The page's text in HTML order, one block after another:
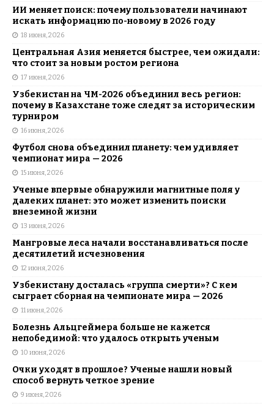
ИИ меняет поиск: почему пользователи начинают
искать информацию по-новому в 2026 году
18 июня, 2026
Центральная Азия меняется быстрее, чем ожидали:
что стоит за новым ростом региона
17 июня, 2026
Узбекистан на ЧМ-2026 объединил весь регион:
почему в Казахстане тоже следят за историческим
турниром
16 июня, 2026
Футбол снова объединил планету: чем удивляет
чемпионат мира — 2026
15 июня, 2026
Ученые впервые обнаружили магнитные поля у
далеких планет: это может изменить поиски
внеземной жизни
13 июня, 2026
Мангровые леса начали восстанавливаться после
десятилетий исчезновения
12 июня, 2026
Узбекистану досталась «группа смерти»? С кем
сыграет сборная на чемпионате мира — 2026
11 июня, 2026
Болезнь Альцгеймера больше не кажется
непобедимой: что удалось открыть ученым
10 июня, 2026
Очки уходят в прошлое? Ученые нашли новый
способ вернуть четкое зрение
9 июня, 2026